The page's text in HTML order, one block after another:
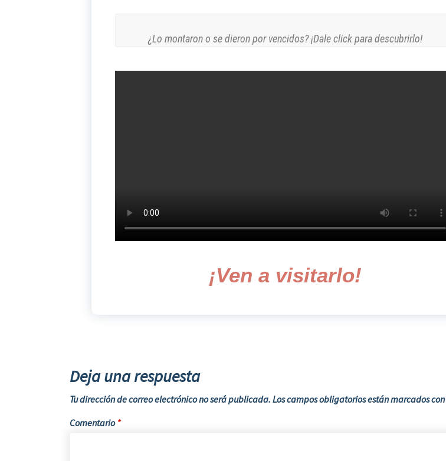
¿Lo montaron o se dieron por vencidos? ¡Dale click para descubrirlo!
¡Ven a visitarlo!
Deja una respuesta
Tu dirección de correo electrónico no será publicada. Los campos obligatorios están marcados con
Comentario *